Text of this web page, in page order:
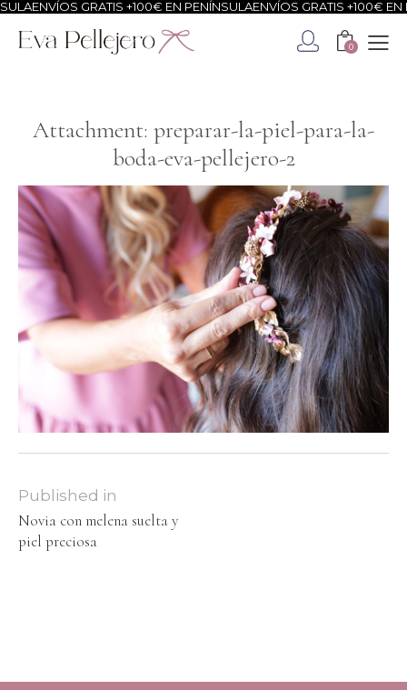
ENVÍOS GRATIS +100€ EN PENÍNSULAENVÍOS GRATIS +100€ EN
0
Attachment: preparar-la-piel-para-la-
boda-eva-pellejero-2
Published in
Novia con melena suelta y
piel preciosa